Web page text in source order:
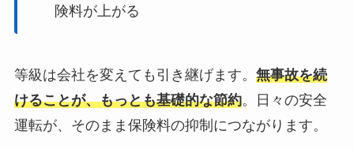
険料が上がる
等級は会社を変えても引き継げます。 無事故を続
けることが、もっとも基礎的な節約。日々の安全
運転が、そのまま保険料の抑制につながります。